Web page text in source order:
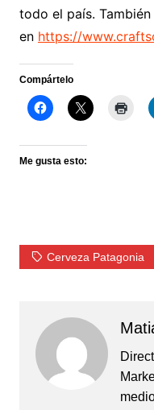
todo el país.
en https://
Compártelo
Me gusta esto:
Cerveza Patagonia